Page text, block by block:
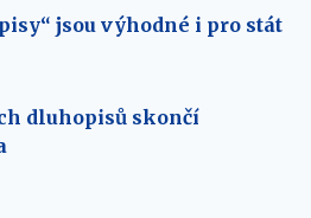
jsou výhodné i pro stát
dluhopisů skončí